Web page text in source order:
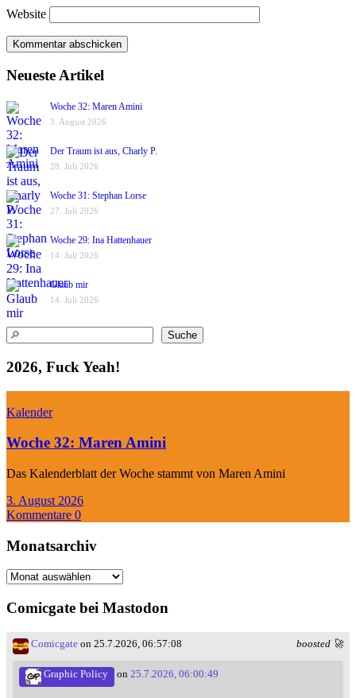
Website
Neueste Artikel
Woche 32: Maren Amini
3. August 2026
Der Traum ist aus, Charly P.
28. Juli 2026
Woche 31: Stephan Lorse
27. Juli 2026
Woche 29: Ina Hattenhauer
14. Juli 2026
Glaub mir
14. Juli 2026
Suchen Suche
2026, Fuck Yeah!
Kalender
Woche 32: Maren Amini
Das Kalenderblatt der Woche stammt von Maren Amini
3. August 2026
Kommentare 0
Monatsarchiv
Monatsarchiv
Comicgate bei Mastodon
boosted 🚀
Comicgate on 25.7.2026, 06:57:08
Graphic Policy on 25.7.2026, 06:00:49